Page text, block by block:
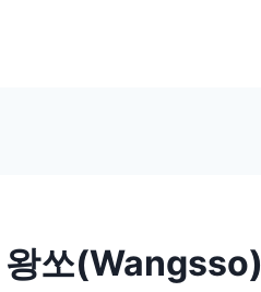
왕쏘(Wangsso)